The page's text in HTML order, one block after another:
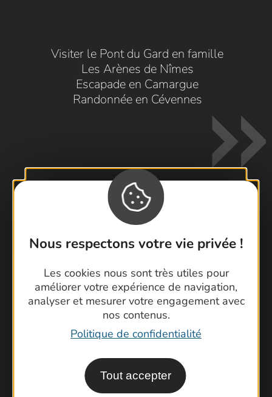
Nous respectons votre vie privée !
Les cookies nous sont très utiles pour
améliorer votre expérience de navigation,
analyser et mesurer votre engagement avec
nos contenus.
Politique de confidentialité
Tout accepter
Visiter le Pont du Gard en famille
Les Arènes de Nîmes
Escapade en Camargue
Randonnée en Cévennes
Contactez-nous !
Foire aux questions
Cartoguides et Topoguides
Latitude Gard